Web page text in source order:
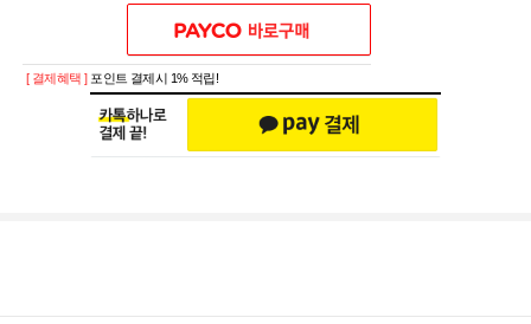
[ 결제혜택 ] 포인트 결제시 1% 적립!